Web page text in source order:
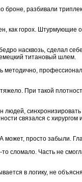
разбивали
горох. Штурмующие
насквозь, сделал
титановый шлем.
При такой
связался с
просто забыли.
сломало. Часть не
в логику, не